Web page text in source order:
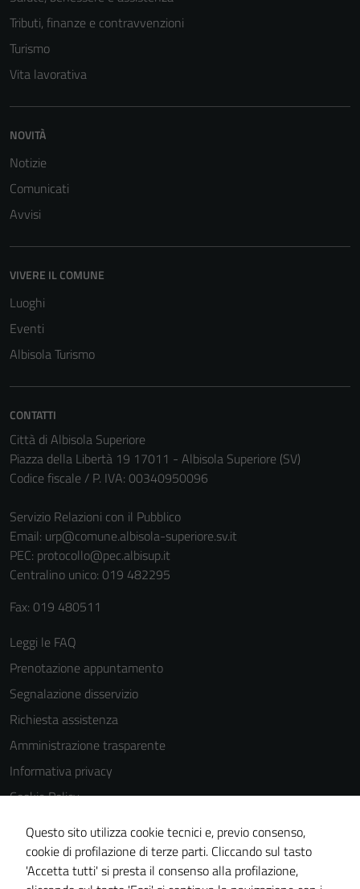
Tributi, finanze e contravvenzioni
Turismo
Vita lavorativa
NOVITÀ
Notizie
Comunicati
Avvisi
VIVERE IL COMUNE
Luoghi
Eventi
Albisola Turismo
CONTATTI
Città di Albisola Superiore
Piazza della Libertà 19 17011 - Albisola Superiore (SV)
Codice fiscale / P. IVA: 00340950096
Servizio Relazioni con il Pubblico
Email: urp@comune.albisola-superiore.sv.it
PEC: protocollo@pec.albisup.it
Centralino unico: 019 482295
Fax: 019 480511
Leggi le FAQ
Prenotazione appuntamento
Segnalazione disservizio
Richiesta assistenza
Amministrazione trasparente
Informativa privacy
Cookie Policy
Note legali
Dichiarazione di accessibilità
Piano di miglioramento del sito
Questo sito utilizza cookie tecnici e, previo consenso,
cookie di profilazione di terze parti. Cliccando sul tasto
'Accetta tutti' si presta il consenso alla profilazione,
del sito e non
Questi cookie
non raccolgono